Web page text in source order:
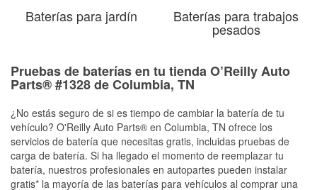
Baterías para jardín Baterías para trabajos
pesados
Pruebas de baterías en tu tienda O’Reilly Auto
Parts® #1328 de Columbia, TN
¿No estás seguro de si es tiempo de cambiar la batería de tu
vehículo? O'Reilly Auto Parts® en Columbia, TN ofrece los
servicios de batería que necesitas gratis, incluidas pruebas de
carga de batería. Si ha llegado el momento de reemplazar tu
batería, nuestros profesionales en autopartes pueden instalar
gratis* la mayoría de las baterías para vehículos al comprar una